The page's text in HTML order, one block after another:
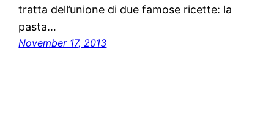
tratta dell’unione di due famose ricette: la
pasta…
November 17, 2013